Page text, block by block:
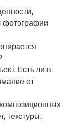
Есть ли в
от
текстуры,